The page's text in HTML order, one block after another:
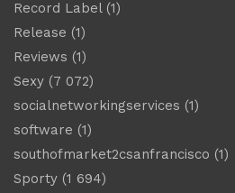
Record Label(1)
Release (1)
Reviews (1)
Sexy (7 072)
socialnetworkingservices (1)
software (1)
southofmarket2csanfrancisco (1)
Sporty (1 694)